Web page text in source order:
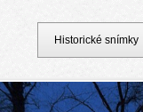
Historické snímky